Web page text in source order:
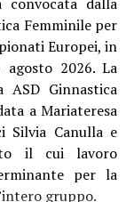
Femminile per
Europei, in
2026. La
Ginnastica
a Mariateresa
Silvia Canulla e
il cui lavoro
per la
gruppo.